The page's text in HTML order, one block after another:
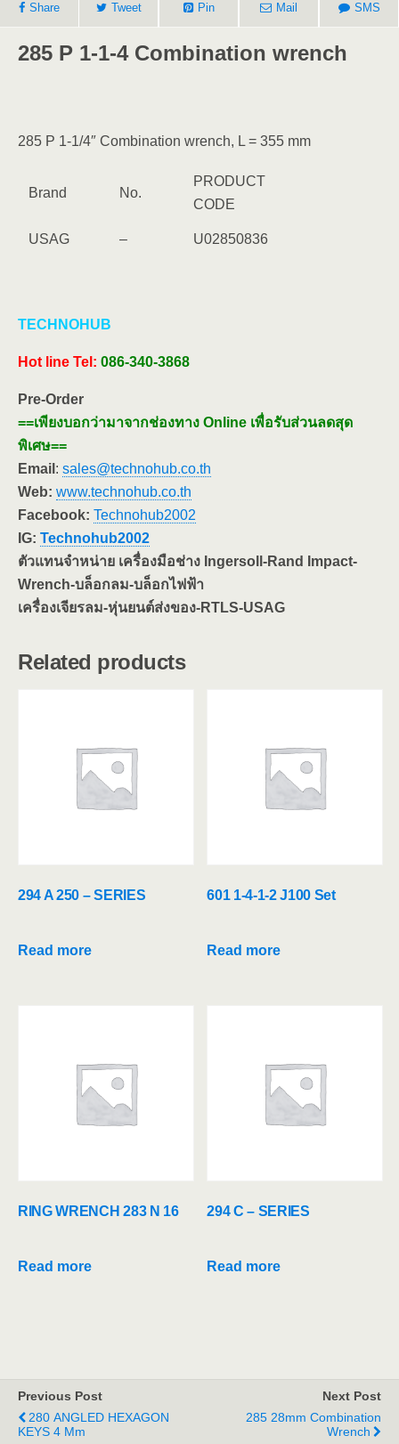
Share Tweet Pin Mail SMS
285 P 1-1-4 Combination wrench
285 P 1-1/4″ Combination wrench, L = 355 mm
Brand No.
PRODUCT
CODE
USAG – U02850836
TECHNOHUB
Hot line Tel: 086-340-3868
Pre-Order
==เพียงบอกว่ามาจากช่องทาง Online เพื่อรับส่วนลดสุด
พิเศษ==
Email : sales@technohub.co.th
Web: www.technohub.co.th
Facebook: Technohub2002
IG: Technohub2002
ตัวแทนจำหน่าย เครื่องมือช่าง Ingersoll-Rand Impact-
Wrench-บล็อกลม-บล็อกไฟฟ้า
เครื่องเจียรลม-หุ่นยนต์ส่งของ-RTLS-USAG
Related products
294 A 250 – SERIES
Read more
601 1-4-1-2 J100 Set
Read more
RING WRENCH 283 N 16
Read more
294 C – SERIES
Read more
Previous Post
280 ANGLED HEXAGON
KEYS 4 Mm
Next Post
285 28mm Combination
Wrench